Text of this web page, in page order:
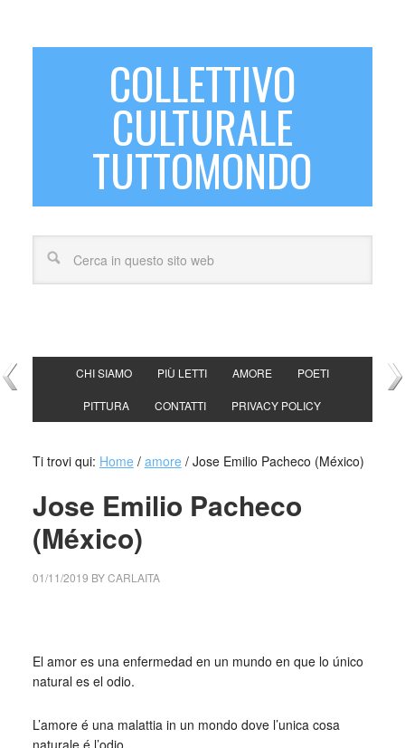
COLLETTIVO
CULTURALE
TUTTOMONDO
CHI SIAMO PIÙ LETTI AMORE POETI
PITTURA CONTATTI PRIVACY POLICY
Ti trovi qui: Home / amore /Jose Emilio Pacheco (México)
Jose Emilio Pacheco
(México)
01/11/2019 BYCARLAITA
El amor es una enfermedad en un mundo en que lo único
natural es el odio.
L’amore é una malattia in un mondo dove l’unica cosa
naturale é l’odio.